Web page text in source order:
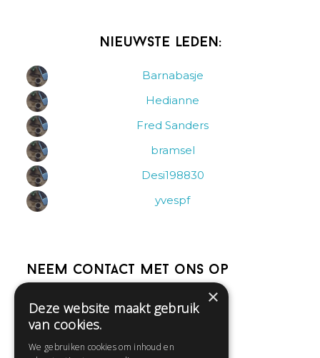
Nieuwste leden:
Barnabasje
Hedianne
Fred Sanders
bramsel
Desi198830
yvespf
Neem contact met ons op
Help
Contact
×
Deze website maakt gebruik
van cookies.
We gebruiken cookies om inhoud en